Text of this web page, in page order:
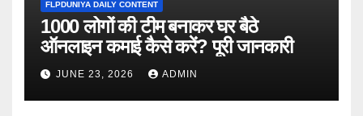
FLPDUNIYA DAILY CONTENT
1000 लोगों की टीम बनाकर घर बैठे
ऑनलाइन कमाई कैसे करें? पूरी जानकारी
JUNE 23, 2026 ADMIN